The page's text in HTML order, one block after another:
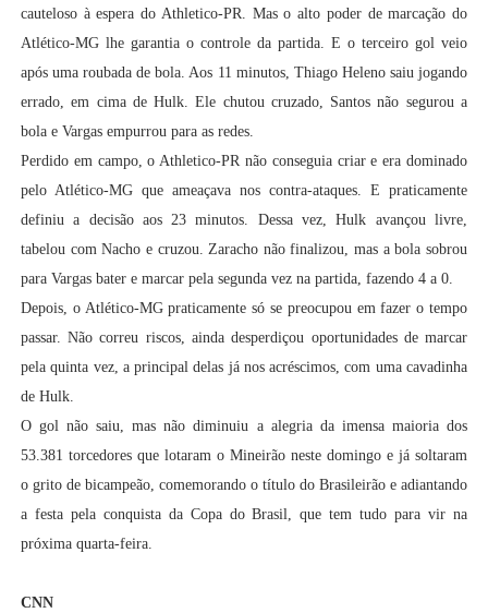
cauteloso à espera do Athletico-PR. Mas o alto poder de marcação do
Atlético-MG lhe garantia o controle da partida. E o terceiro gol veio
após uma roubada de bola. Aos 11 minutos, Thiago Heleno saiu jogando
errado, em cima de Hulk. Ele chutou cruzado, Santos não segurou a
bola e Vargas empurrou para as redes.
Perdido em campo, o Athletico-PR não conseguia criar e era dominado
pelo Atlético-MG que ameaçava nos contra-ataques. E praticamente
definiu a decisão aos 23 minutos. Dessa vez, Hulk avançou livre,
tabelou com Nacho e cruzou. Zaracho não finalizou, mas a bola sobrou
para Vargas bater e marcar pela segunda vez na partida, fazendo 4 a 0.
Depois, o Atlético-MG praticamente só se preocupou em fazer o tempo
passar. Não correu riscos, ainda desperdiçou oportunidades de marcar
pela quinta vez, a principal delas já nos acréscimos, com uma cavadinha
de Hulk.
O gol não saiu, mas não diminuiu a alegria da imensa maioria dos
53.381 torcedores que lotaram o Mineirão neste domingo e já soltaram
o grito de bicampeão, comemorando o título do Brasileirão e adiantando
a festa pela conquista da Copa do Brasil, que tem tudo para vir na
próxima quarta-feira.
CNN